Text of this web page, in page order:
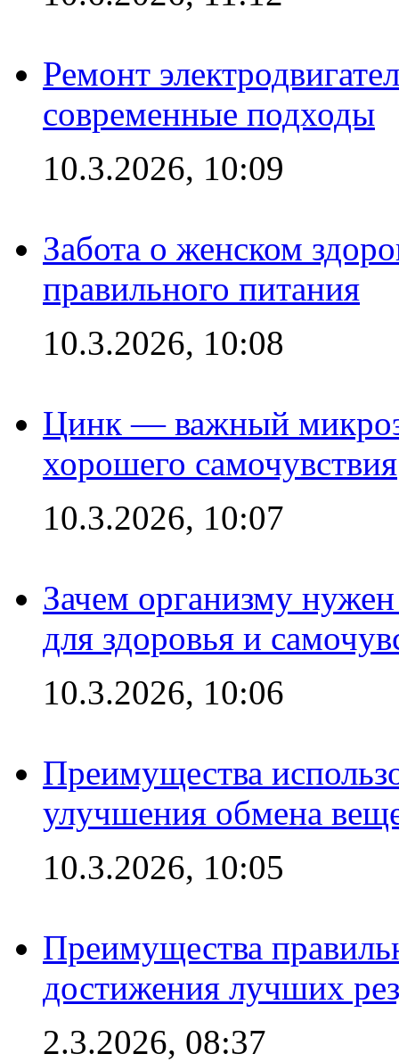
Ремонт
современные подходы
10.3.2026, 10:09
Забота о женском
правильного питания
10.3.2026, 10:08
Цинк — важный
хорошего самочувствия
10.3.2026, 10:07
Зачем организму
для здоровья и
10.3.2026, 10:06
Преимущества
улучшения обмена
10.3.2026, 10:05
Преимущества
достижения лучших
2.3.2026, 08:37